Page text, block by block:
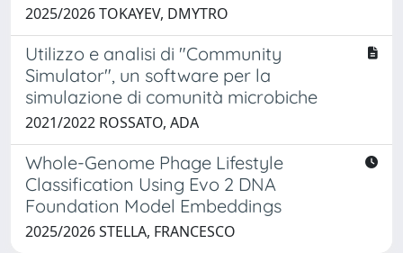
2025/2026 TOKAYEV, DMYTRO
Utilizzo e analisi di "Community
Simulator", un software per la
simulazione di comunità microbiche
2021/2022 ROSSATO, ADA
Whole-Genome Phage Lifestyle
Classification Using Evo 2 DNA
Foundation Model Embeddings
2025/2026 STELLA, FRANCESCO